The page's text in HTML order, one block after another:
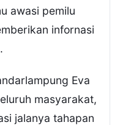
awasi pemilu
infornasi
Eva
masyarakat,
jalanya tahapan